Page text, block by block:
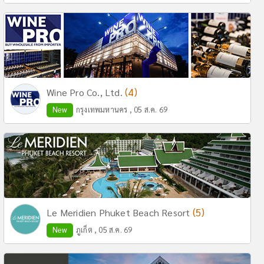
Wine Pro Co., Ltd.(4)
New กรุงเทพมหานคร , 05 ส.ค. 69
Le Meridien Phuket Beach Resort (5)
New ภูเก็ต , 05 ส.ค. 69